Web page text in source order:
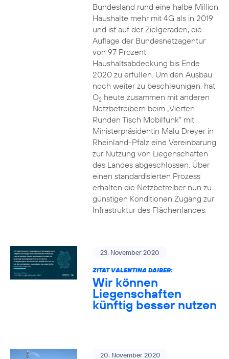
Bundesland rund eine halbe Million
Haushalte mehr mit 4G als in 2019
und ist auf der Zielgeraden, die
Auflage der Bundesnetzagentur
von 97 Prozent
Haushaltsabdeckung bis Ende
2020 zu erfüllen. Um den Ausbau
noch weiter zu beschleunigen, hat
O2heute zusammen mit anderen
Netzbetreibern beim „Vierten
Runden Tisch Mobilfunk“ mit
Ministerpräsidentin Malu Dreyer in
Rheinland-Pfalz eine Vereinbarung
zur Nutzung von Liegenschaften
des Landes abgeschlossen. Über
einen standardisierten Prozess
erhalten die Netzbetreiber nun zu
günstigen Konditionen Zugang zur
Infrastruktur des Flächenlandes.
23. November 2020
ZITAT VALENTINA DAIBER:
Wir können
Liegenschaften
künftig besser nutzen
20. November 2020